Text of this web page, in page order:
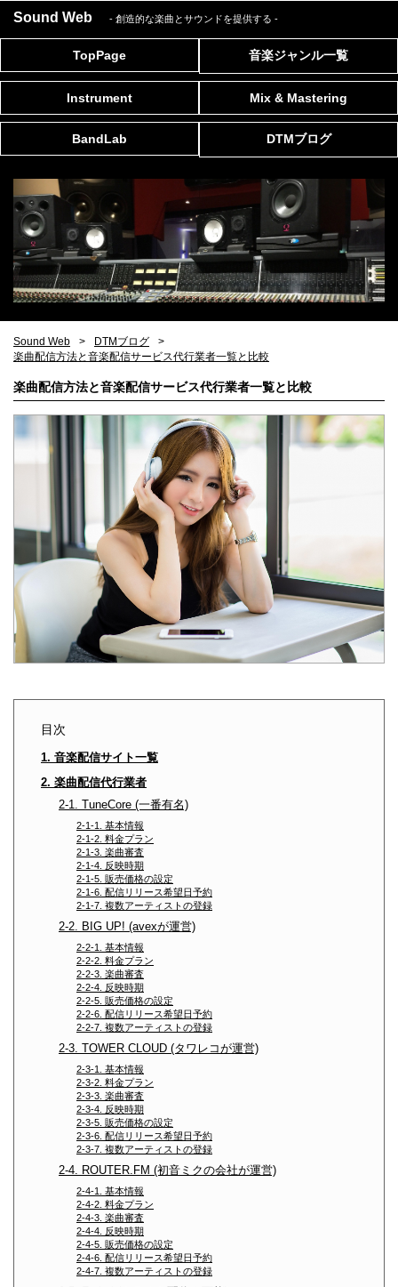
Sound Web - 創造的な楽曲とサウンドを提供する -
TopPage 音楽ジャンル一覧
Instrument Mix & Mastering
BandLab DTMブログ
Sound Web
DTMブログ
楽曲配信方法と音楽配信サービス代行業者一覧と比較
楽曲配信方法と音楽配信サービス代行業者一覧と比較
目次
1. 音楽配信サイト一覧
2. 楽曲配信代行業者
2-1. TuneCore (一番有名)
2-1-1. 基本情報
2-1-2. 料金プラン
2-1-3. 楽曲審査
2-1-4. 反映時期
2-1-5. 販売価格の設定
2-1-6. 配信リリース希望日予約
2-1-7. 複数アーティストの登録
2-2. BIG UP! (avexが運営)
2-2-1. 基本情報
2-2-2. 料金プラン
2-2-3. 楽曲審査
2-2-4. 反映時期
2-2-5. 販売価格の設定
2-2-6. 配信リリース希望日予約
2-2-7. 複数アーティストの登録
2-3. TOWER CLOUD (タワレコが運営)
2-3-1. 基本情報
2-3-2. 料金プラン
2-3-3. 楽曲審査
2-3-4. 反映時期
2-3-5. 販売価格の設定
2-3-6. 配信リリース希望日予約
2-3-7. 複数アーティストの登録
2-4. ROUTER.FM (初音ミクの会社が運営)
2-4-1. 基本情報
2-4-2. 料金プラン
2-4-3. 楽曲審査
2-4-4. 反映時期
2-4-5. 販売価格の設定
2-4-6. 配信リリース希望日予約
2-4-7. 複数アーティストの登録